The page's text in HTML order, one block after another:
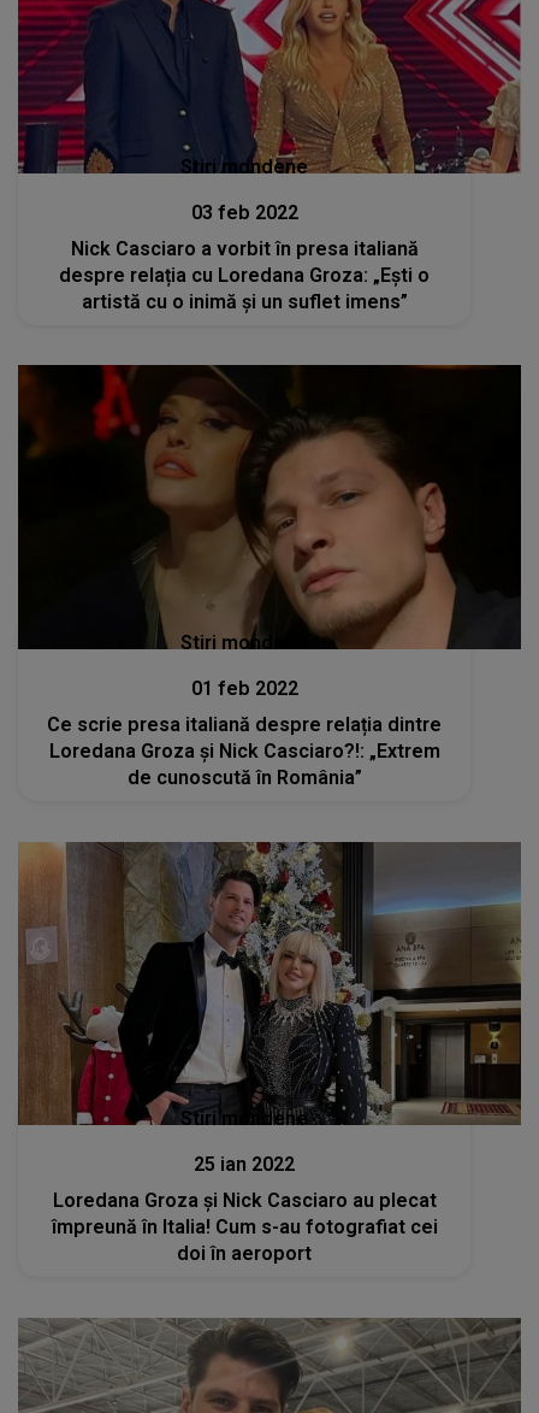
Stiri mondene
03 feb 2022
Nick Casciaro a vorbit în presa italiană
despre relația cu Loredana Groza: „Ești o
artistă cu o inimă și un suflet imens”
Stiri mondene
01 feb 2022
Ce scrie presa italiană despre relația dintre
Loredana Groza și Nick Casciaro?!: „Extrem
de cunoscută în România”
Stiri mondene
25 ian 2022
Loredana Groza și Nick Casciaro au plecat
împreună în Italia! Cum s-au fotografiat cei
doi în aeroport